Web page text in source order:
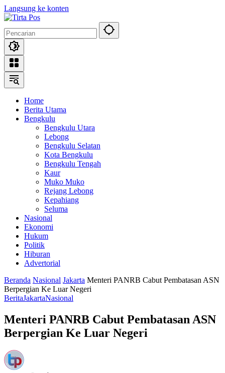
Langsung ke konten
Home
Berita Utama
Bengkulu
Bengkulu Utara
Lebong
Bengkulu Selatan
Kota Bengkulu
Bengkulu Tengah
Kaur
Muko Muko
Rejang Lebong
Kepahiang
Seluma
Nasional
Ekonomi
Hukum
Politik
Hiburan
Advertorial
Beranda Nasional Jakarta Menteri PANRB Cabut Pembatasan ASN
Berpergian Ke Luar Negeri
BeritaJakartaNasional
Menteri PANRB Cabut Pembatasan ASN
Berpergian Ke Luar Negeri